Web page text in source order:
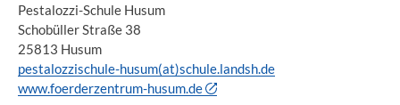
Pestalozzi-Schule Husum
Schobüller Straße 38
25813 Husum
pestalozzischule-husum(at)schule.landsh.de
www.foerderzentrum-husum.de